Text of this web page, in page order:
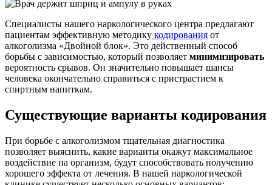
Специалисты нашего наркологического центра предлагают
пациентам эффективную методику кодирования от
алкоголизма «Двойной блок». Это действенный способ
борьбы с зависимостью, который позволяет минимизировать
вероятность срывов. Он значительно повышает шансы
человека окончательно справиться с пристрастием к
спиртным напиткам.
Существующие варианты кодирования
При борьбе с алкоголизмом тщательная диагностика
позволяет выяснить, какие варианты окажут максимальное
воздействие на организм, будут способствовать получению
хорошего эффекта от лечения. В нашей наркологической